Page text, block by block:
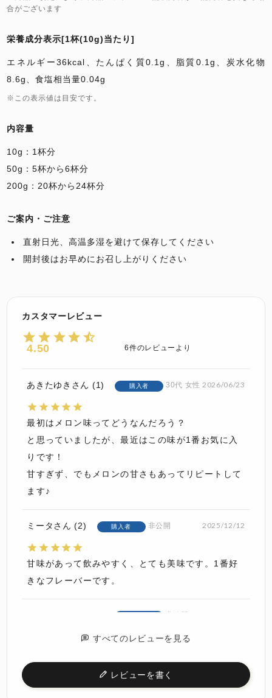
合がございます
栄養成分表示[1杯(10g)当たり]
エネルギー36kcal、たんぱく質0.1g、脂質0.1g、炭水化物
8.6g、食塩相当量0.04g
※この表示値は目安です。
内容量
10g：1杯分
50g：5杯から6杯分
200g：20杯から24杯分
ご案内・ご注意
直射日光、高温多湿を避けて保存してください
開封後はお早めにお召し上がりください
4.50 6
あきたゆき 1 購入者 30代 女性 2026/06/23
最初はメロン味ってどうなんだろう？
と思っていましたが、最近はこの味が1番お気に入
りです！
甘すぎず、でもメロンの甘さもあってリピートして
ます♪
ミータ 2 購入者 非公開 2025/12/12
甘味があって飲みやすく、とても美味です。1番好
きなフレーバーです。
す。ローズの香りもほのかにします。酸味が無いの
で飲みやすい。くどくない甘み、飲んだ後スッキリ
すべてのレビューを見る
レビューを書く